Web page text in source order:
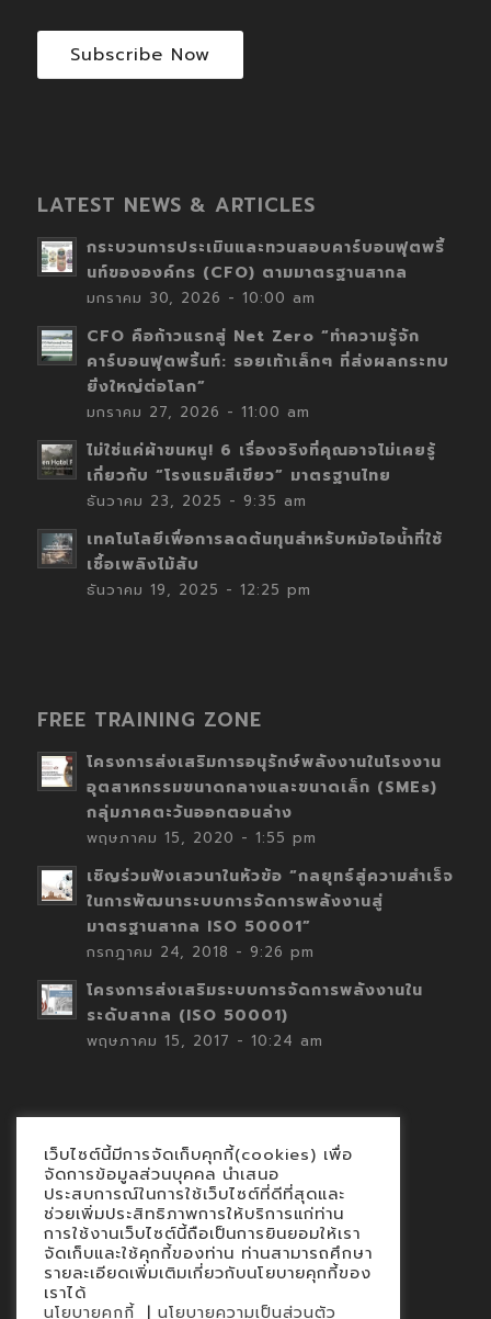
Subscribe Now
LATEST NEWS & ARTICLES
กระบวนการประเมินและทวนสอบคาร์บอนฟุตพริ้
นท์ขององค์กร (CFO) ตามมาตรฐานสากล
มกราคม 30, 2026 - 10:00 am
CFO คือก้าวแรกสู่ Net Zero “ทำความรู้จัก
คาร์บอนฟุตพริ้นท์: รอยเท้าเล็กๆ ที่ส่งผลกระทบ
ยิ่งใหญ่ต่อโลก”
มกราคม 27, 2026 - 11:00 am
ไม่ใช่แค่ผ้าขนหนู! 6 เรื่องจริงที่คุณอาจไม่เคยรู้
เกี่ยวกับ “โรงแรมสีเขียว” มาตรฐานไทย
ธันวาคม 23, 2025 - 9:35 am
เทคโนโลยีเพื่อการลดต้นทุนสำหรับหม้อไอน้ำที่ใช้
เชื้อเพลิงไม้สับ
ธันวาคม 19, 2025 - 12:25 pm
FREE TRAINING ZONE
โครงการส่งเสริมการอนุรักษ์พลังงานในโรงงาน
อุตสาหกรรมขนาดกลางและขนาดเล็ก (SMEs)
กลุ่มภาคตะวันออกตอนล่าง
พฤษภาคม 15, 2020 - 1:55 pm
เชิญร่วมฟังเสวนาในหัวข้อ “กลยุทธ์สู่ความสำเร็จ
ในการพัฒนาระบบการจัดการพลังงานสู่
มาตรฐานสากล ISO 50001”
กรกฎาคม 24, 2018 - 9:26 pm
โครงการส่งเสริมระบบการจัดการพลังงานใน
ระดับสากล (ISO 50001)
พฤษภาคม 15, 2017 - 10:24 am
Contact
นโยบายคุกกี้
นโยบายข้อมูลส่วนบุคคล
เว็บไซต์นี้มีการจัดเก็บคุกกี้(cookies) เพื่อ
จัดการข้อมูลส่วนบุคคล นำเสนอ
ประสบการณ์ในการใช้เว็บไซต์ที่ดีที่สุดและ
ช่วยเพิ่มประสิทธิภาพการให้บริการแก่ท่าน
การใช้งานเว็บไซต์นี้ถือเป็นการยินยอมให้เรา
จัดเก็บและใช้คุกกี้ของท่าน ท่านสามารถศึกษา
รายละเอียดเพิ่มเติมเกี่ยวกับนโยบายคุกกี้ของ
เราได้
นโยบายคุกกี้ | นโยบายความเป็นส่วนตัว